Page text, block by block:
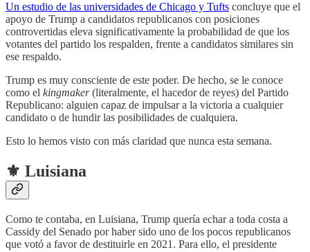
Un estudio de las universidades de Chicago y Tufts concluye que el
apoyo de Trump a candidatos republicanos con posiciones
controvertidas eleva significativamente la probabilidad de que los
votantes del partido los respalden, frente a candidatos similares sin
ese respaldo.
Trump es muy consciente de este poder. De hecho, se le conoce
como el kingmaker(literalmente, el hacedor de reyes) del Partido
Republicano: alguien capaz de impulsar a la victoria a cualquier
candidato o de hundir las posibilidades de cualquiera.
Esto lo hemos visto con más claridad que nunca esta semana.
⚜️ Luisiana
Como te contaba, en Luisiana, Trump quería echar a toda costa a
Cassidy del Senado por haber sido uno de los pocos republicanos
que votó a favor de destituirle en 2021. Para ello, el presidente